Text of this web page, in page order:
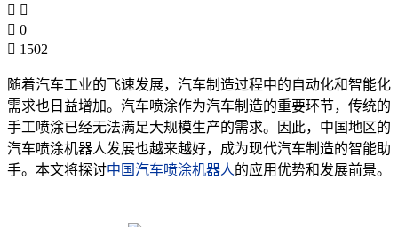
0
1502
随着汽车工业的飞速发展，汽车制造过程中的自动化和智能化
需求也日益增加。汽车喷涂作为汽车制造的重要环节，传统的
手工喷涂已经无法满足大规模生产的需求。因此，中国地区的
汽车喷涂机器人发展也越来越好，成为现代汽车制造的智能助
手。本文将探讨中国汽车喷涂机器人的应用优势和发展前景。